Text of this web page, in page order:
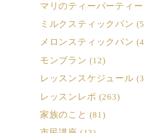
マリのティーパーティー
ミルクスティックパン
メロンスティックパン
モンブラン (12)
レッスンスケジュール
レッスンレポ (263)
家族のこと (81)